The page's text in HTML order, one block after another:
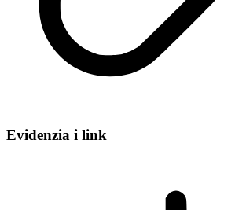
Evidenzia i link